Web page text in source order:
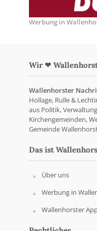
Werbung in
Wir ❤
Wallenhorster
Hollage, Rulle &
aus Politik,
Kirchengemeinden,
Gemeinde
Das ist
Über uns
Werbung in
Wallenhorster